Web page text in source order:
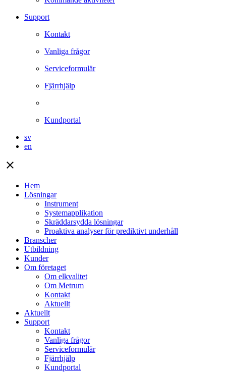
Support
Kontakt
Vanliga frågor
Serviceformulär
Fjärrhjälp
Kundportal
sv
en
close
Hem
Lösningar
Instrument
Systemapplikation
Skräddarsydda lösningar
Proaktiva analyser för prediktivt underhåll
Branscher
Utbildning
Kunder
Om företaget
Om elkvalitet
Om Metrum
Kontakt
Aktuellt
Aktuellt
Support
Kontakt
Vanliga frågor
Serviceformulär
Fjärrhjälp
Kundportal